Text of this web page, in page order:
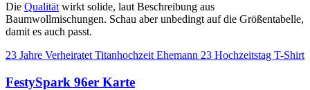
Die Qualität wirkt solide, laut Beschreibung aus
Baumwollmischungen. Schau aber unbedingt auf die Größentabelle,
damit es auch passt.
23 Jahre Verheiratet Titanhochzeit Ehemann 23 Hochzeitstag T-Shirt
FestySpark 96er Karte